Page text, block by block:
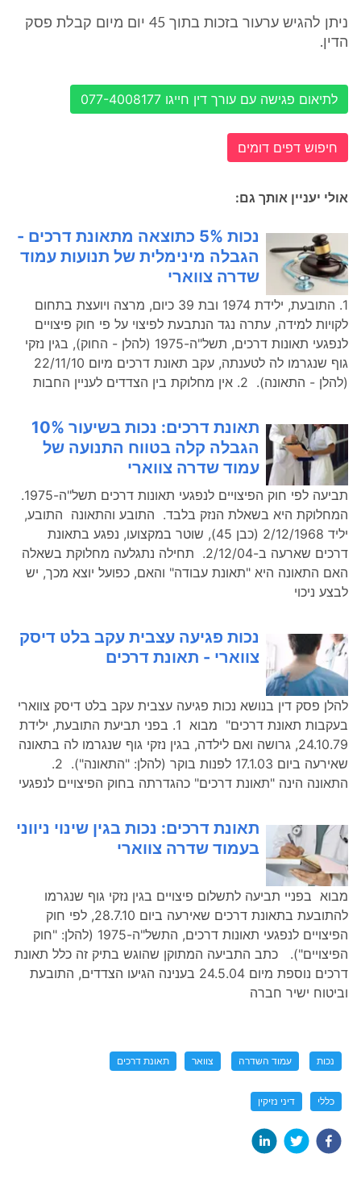
ניתן להגיש ערעור בזכות בתוך 45 יום מיום קבלת פסק
הדין.
לתיאום פגישה עם עורך דין חייגו 077-4008177
חיפוש דפים דומים
אולי יעניין אותך גם:
נכות 5% כתוצאה מתאונת דרכים -
הגבלה מינימלית של תנועות עמוד
שדרה צווארי
1. התובעת, ילידת 1974 ובת 39 כיום, מרצה ויועצת בתחום
לקויות למידה, עתרה נגד הנתבעת לפיצוי על פי חוק פיצויים
לנפגעי תאונות דרכים, תשל"ה-1975 (להלן - החוק), בגין נזקי
גוף שנגרמו לה לטענתה, עקב תאונת דרכים מיום 22/11/10
(להלן - התאונה). 2. אין מחלוקת בין הצדדים לעניין החבות
תאונת דרכים: נכות בשיעור 10%
הגבלה קלה בטווח התנועה של
עמוד שדרה צווארי
תביעה לפי חוק הפיצויים לנפגעי תאונות דרכים תשל"ה-1975.
המחלוקת היא בשאלת הנזק בלבד. התובע והתאונה התובע,
יליד 2/12/1968 (כבן 45), שוטר במקצועו, נפגע בתאונת
דרכים שארעה ב-2/12/04. תחילה נתגלעה מחלוקת בשאלה
האם התאונה היא "תאונת עבודה" והאם, כפועל יוצא מכך, יש
לבצע ניכוי
נכות פגיעה עצבית עקב בלט דיסק
צווארי - תאונת דרכים
להלן פסק דין בנושא נכות פגיעה עצבית עקב בלט דיסק צווארי
בעקבות תאונת דרכים" מבוא 1. בפני תביעת התובעת, ילידת
24.10.79, גרושה ואם לילדה, בגין נזקי גוף שנגרמו לה בתאונה
שאירעה ביום 17.1.03 לפנות בוקר (להלן: "התאונה"). 2.
התאונה הינה "תאונת דרכים" כהגדרתה בחוק הפיצויים לנפגעי
תאונת דרכים: נכות בגין שינוי ניווני
בעמוד שדרה צווארי
מבוא בפניי תביעה לתשלום פיצויים בגין נזקי גוף שנגרמו
להתובעת בתאונת דרכים שאירעה ביום 28.7.10, לפי חוק
הפיצויים לנפגעי תאונות דרכים, התשל"ה-1975 (להלן: "חוק
הפיצויים"). כתב התביעה המתוקן שהוגש בתיק זה כלל תאונת
דרכים נוספת מיום 24.5.04 בענינה הגיעו הצדדים, התובעת
וביטוח ישיר חברה
נכות עמוד השדרה צוואר תאונת דרכים
כללי דיני נזיקין